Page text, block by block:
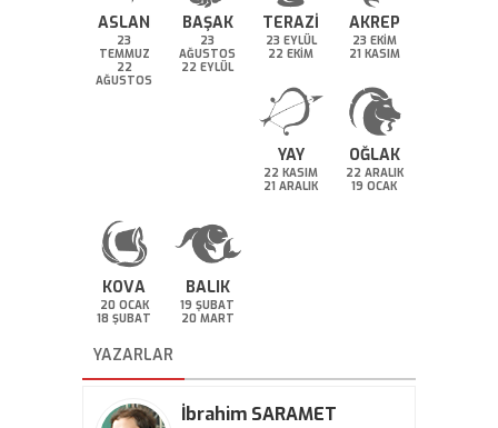
ASLAN
23
TEMMUZ
22
AĞUSTOS
BAŞAK
23
AĞUSTOS
22 EYLÜL
TERAZİ
23 EYLÜL
22 EKİM
AKREP
23 EKİM
21 KASIM
YAY
22 KASIM
21 ARALIK
OĞLAK
22 ARALIK
19 OCAK
KOVA
20 OCAK
18 ŞUBAT
BALIK
19 ŞUBAT
20 MART
YAZARLAR
İbrahim SARAMET